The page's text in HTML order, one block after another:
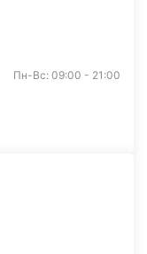
Пн-Вс: 09:00 - 21:00